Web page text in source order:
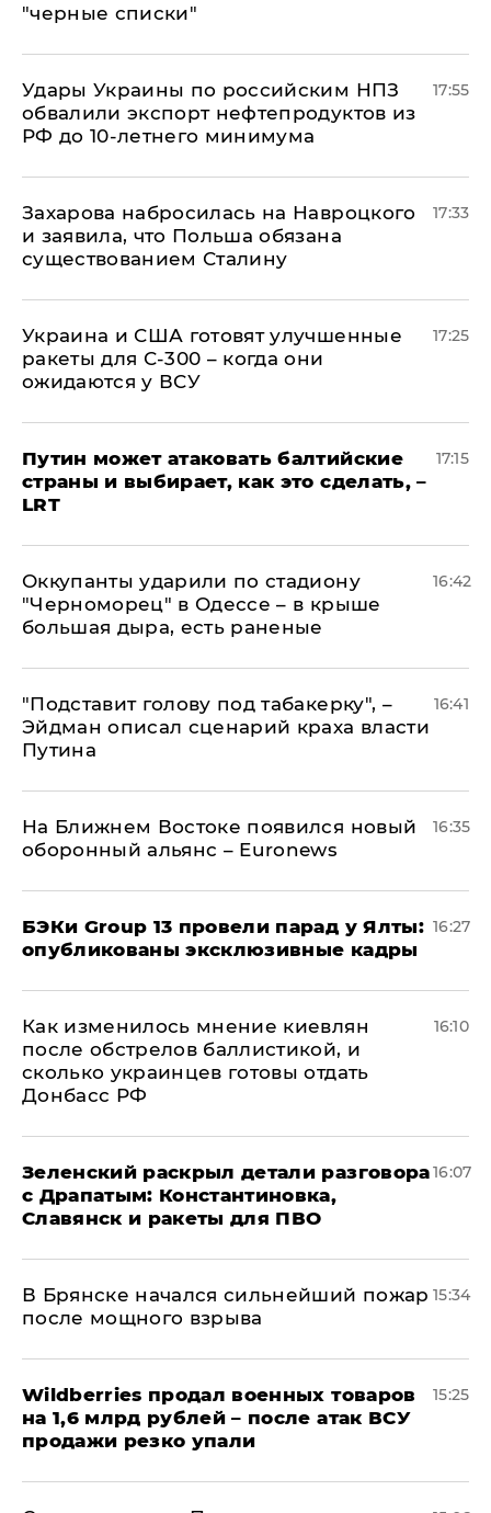
"черные списки"
Удары Украины по российским НПЗ
обвалили экспорт нефтепродуктов из
РФ до 10-летнего минимума
17:55
​Захарова набросилась на Навроцкого
и заявила, что Польша обязана
существованием Сталину
17:33
Украина и США готовят улучшенные
ракеты для С-300 – когда они
ожидаются у ВСУ
17:25
Путин может атаковать балтийские
страны и выбирает, как это сделать, –
LRT
17:15
Оккупанты ударили по стадиону
"Черноморец" в Одессе – в крыше
большая дыра, есть раненые
16:42
​"Подставит голову под табакерку", –
Эйдман описал сценарий краха власти
Путина
16:41
На Ближнем Востоке появился новый
оборонный альянс – Euronews
16:35
​БЭКи Group 13 провели парад у Ялты:
опубликованы эксклюзивные кадры
16:27
Как изменилось мнение киевлян
после обстрелов баллистикой, и
сколько украинцев готовы отдать
Донбасс РФ
16:10
​Зеленский раскрыл детали разговора
с Драпатым: Константиновка,
Славянск и ракеты для ПВО
16:07
В Брянске начался сильнейший пожар
после мощного взрыва
15:34
​Wildberries продал военных товаров
на 1,6 млрд рублей – после атак ВСУ
продажи резко упали
15:25